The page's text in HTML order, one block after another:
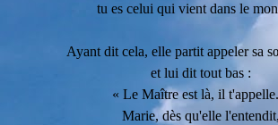
tu es celui qui vient dans le
Ayant dit cela, elle partit appeler sa
et lui dit tout bas :
« Le Maître est là, il
Marie, dès qu'elle l'entendit,